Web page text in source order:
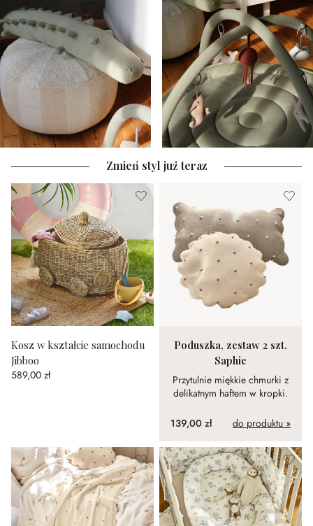
Zmień styl już teraz
Kosz w kształcie samochodu
Jibboo
589,00 zł
Poduszka, zestaw 2 szt.
Saphie
Przytulnie miękkie chmurki z
delikatnym haftem w kropki.
139,00 zł do produktu »